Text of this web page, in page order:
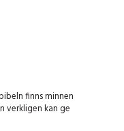
finns minnen
verkligen kan ge